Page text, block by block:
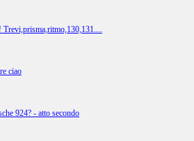
ciao
924? - atto secondo